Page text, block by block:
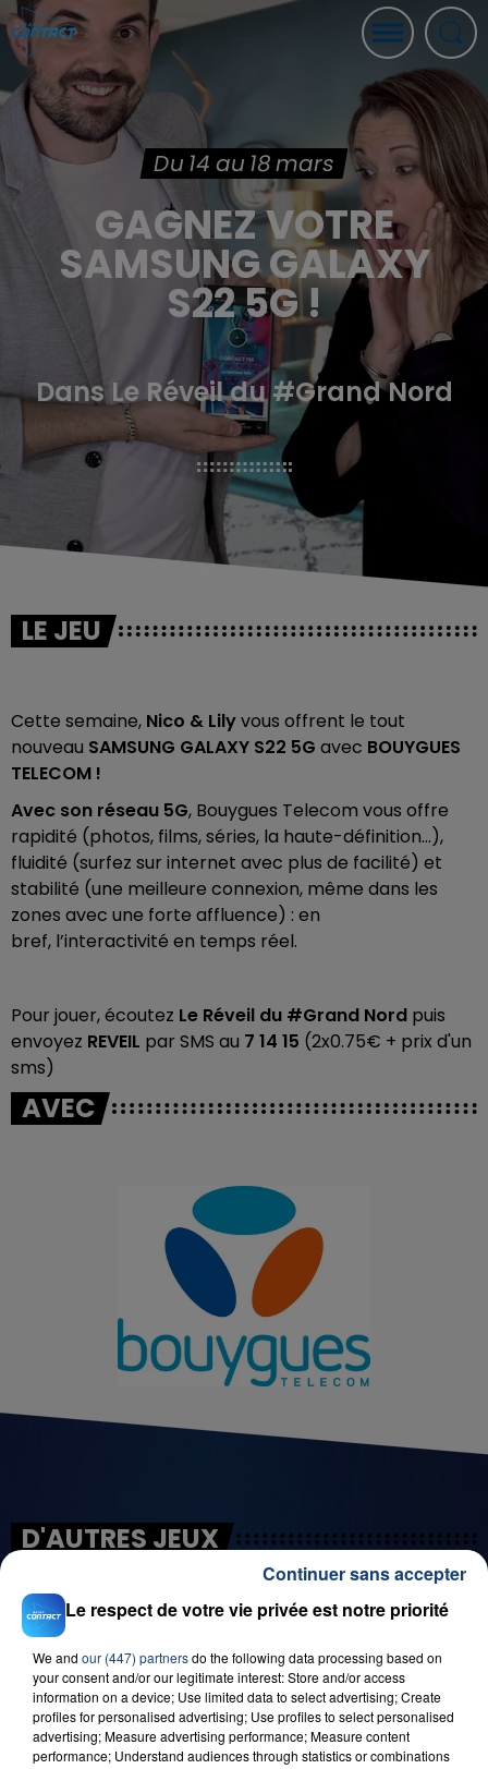
Du 14 au 18 mars
GAGNEZ VOTRE
SAMSUNG GALAXY
S22 5G !
Dans Le Réveil du #Grand Nord
LE JEU
Cette semaine, Nico & Lilyvous offrent le tout
nouveau SAMSUNG GALAXY S22 5G avec BOUYGUES
TELECOM !
Avec son réseau 5G, Bouygues Telecom vous offre
rapidité (photos, films, séries, la haute-définition...),
fluidité (surfez sur internet avec plus de facilité) et
stabilité (une meilleure connexion, même dans les
zones avec une forte affluence) : en
bref, l’interactivité en temps réel.
Pour jouer, écoutez Le Réveil du #Grand Nord puis
envoyez REVEIL par SMS au 7 14 15 (2x0.75€ + prix d'un
sms)
AVEC
D'AUTRES JEUX
Le respect de votre vie privée est notre priorité
We and our (447) partnersdo the following data processing based on
your consent and/or our legitimate interest: Store and/or access
information on a device; Use limited data to select advertising; Create
profiles for personalised advertising; Use profiles to select personalised
advertising; Measure advertising performance; Measure content
performance; Understand audiences through statistics or combinations
Continuer sans accepter